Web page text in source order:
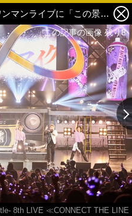
「ヒプマイ」 “Bad Ass Temple”ワンマンライブに「この景色を一生忘れない」DAY1・DAY2＆楽屋裏レポ 5枚目の写真・画像
8th LIVE ≪CONNECT THE LINE
この記事の画像 残り8